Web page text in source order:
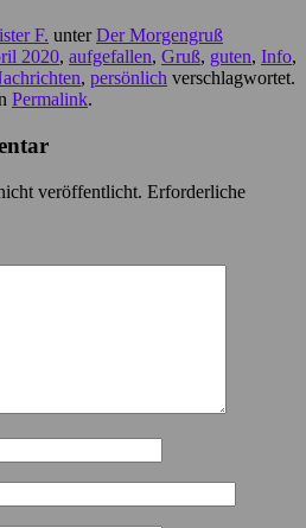
F. unterDer Morgengruß
2020, aufgefallen, Gruß, guten, Info,
, persönlich verschlagwortet.
Permalink.
veröffentlicht. Erforderliche